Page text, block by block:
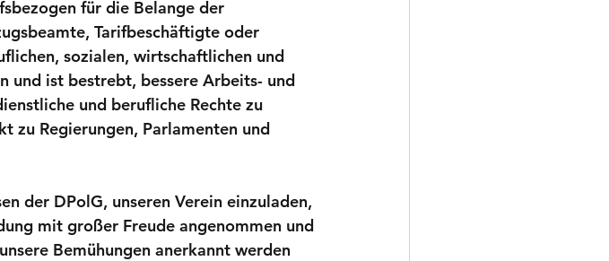
für die Belange der
Tarifbeschäftigte oder
sozialen, wirtschaftlichen und
und ist bestrebt, bessere Arbeits- und
und berufliche Rechte zu
zu Regierungen, Parlamenten und
der DPolG, unseren Verein einzuladen,
mit großer Freude angenommen und
Bemühungen anerkannt werden